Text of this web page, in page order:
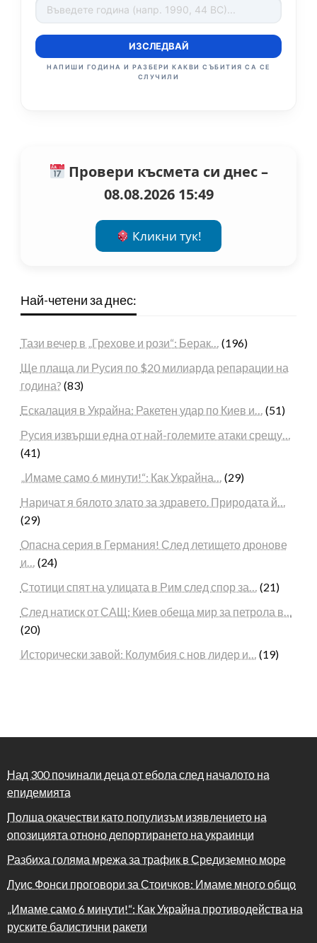
ИЗСЛЕДВАЙ
НАПИШИ ГОДИНА И РАЗБЕРИ КАКВИ СЪБИТИЯ СА СЕ
СЛУЧИЛИ
Провери късмета си днес –
08.08.2026 15:49
Кликни тук!
Най-четени за днес:
Тази вечер в „Грехове и рози“: Берак… (196)
Ще плаща ли Русия по $20 милиарда репарации на
година? (83)
Ескалация в Украйна: Ракетен удар по Киев и… (51)
Русия извърши една от най-големите атаки срещу…
(41)
„Имаме само 6 минути!“: Как Украйна… (29)
Наричат я бялото злато за здравето. Природата й…
(29)
Опасна серия в Германия! След летището дронове
и… (24)
Стотици спят на улицата в Рим след спор за… (21)
След натиск от САЩ: Киев обеща мир за петрола в…
(20)
Исторически завой: Колумбия с нов лидер и… (19)
Над 300 починали деца от ебола след началото на
епидемията
Полша окачестви като популизъм изявлението на
опозицията отноно депортирането на украинци
Разбиха голяма мрежа за трафик в Средиземно море
Луис Фонси проговори за Стоичков: Имаме много общо
„Имаме само 6 минути!“: Как Украйна противодейства на
руските балистични ракети